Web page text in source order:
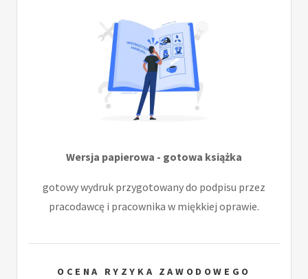
Wersja papierowa - gotowa książka
gotowy wydruk przygotowany do podpisu przez
pracodawcę i pracownika w miękkiej oprawie.
OCENA RYZYKA ZAWODOWEGO